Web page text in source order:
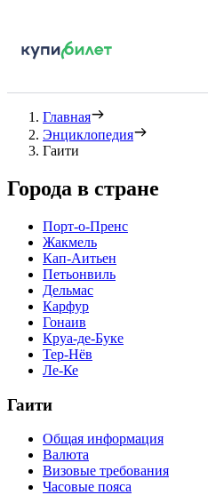
Главная
Энциклопедия
Гаити
Города в стране
Порт-о-Пренс
Жакмель
Кап-Аитьен
Петьонвиль
Дельмас
Карфур
Гонаив
Круа-де-Буке
Тер-Нёв
Ле-Ке
Гаити
Общая информация
Валюта
Визовые требования
Часовые пояса